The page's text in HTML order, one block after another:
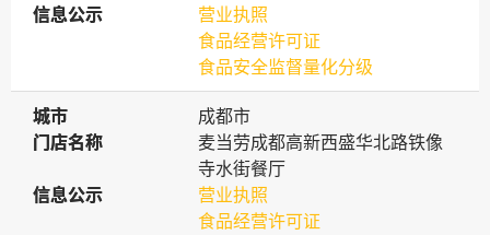
信息公示
信息公示
营业执照
食品经营许可证
食品安全监督量化分级
城市
城市
成都市
门店名称
门店名称
麦当劳成都高新西盛华北路铁像
寺水街餐厅
信息公示
信息公示
营业执照
食品经营许可证